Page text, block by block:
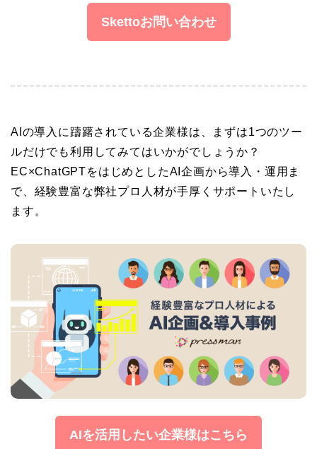
Skettoお問い合わせ
AIの導入に躊躇されている企業様は、まずは1つのツー
ルだけでも利用してみてはいかがでしょうか？
EC×ChatGPTをはじめとしたAI企画から導入・運用ま
で、経験豊富な弊社プロ人材が手厚くサポートいたし
ます。
AIを活用したい企業様はこちら